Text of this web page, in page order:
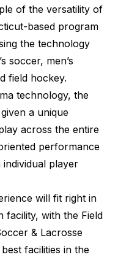
of the versatility of
based program
the technology
soccer, men’s
field hockey.
technology, the
a unique
across the entire
performance
player
will fit right in
facility, with the Field
& Lacrosse
facilities in the